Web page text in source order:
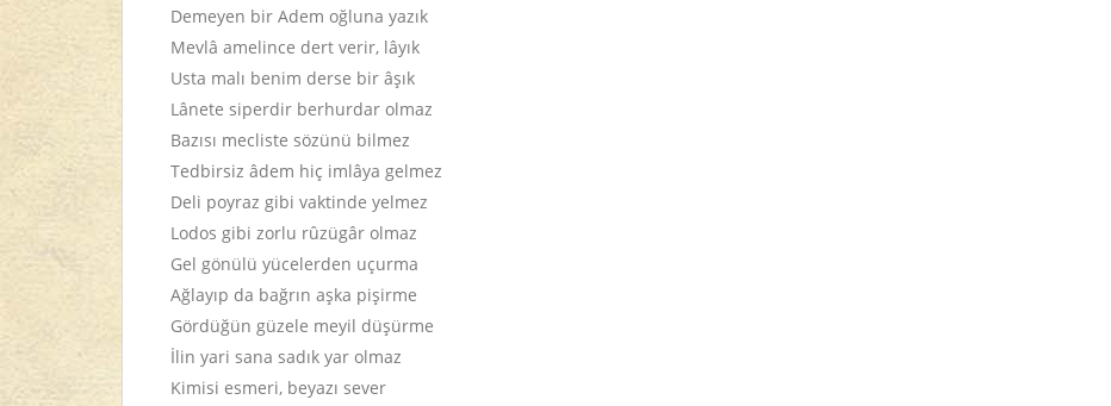
Demeyen bir Adem oğluna yazık
Mevlâ amelince dert verir, lâyık
Usta malı benim derse bir âşık
Lânete siperdir berhurdar olmaz
Bazısı mecliste sözünü bilmez
Tedbirsiz âdem hiç imlâya gelmez
Deli poyraz gibi vaktinde yelmez
Lodos gibi zorlu rûzügâr olmaz
Gel gönülü yücelerden uçurma
Ağlayıp da bağrın aşka pişirme
Gördüğün güzele meyil düşürme
İlin yari sana sadık yar olmaz
Kimisi esmeri, beyazı sever